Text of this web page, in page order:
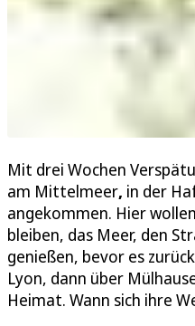
Mit drei Wochen
am Mittelmeer, in der
angekommen. Hier
bleiben, das Meer, den
genießen, bevor es
Lyon, dann über
Heimat. Wann sich ihre